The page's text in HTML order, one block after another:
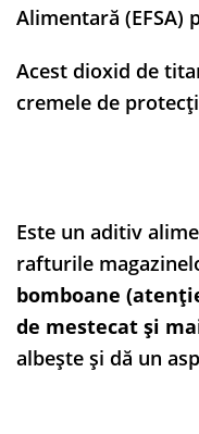
Alimentară
Acest dioxid de
cremele de
Este un aditiv
rafturile
bomboane
de mestecat și
albește și dă un